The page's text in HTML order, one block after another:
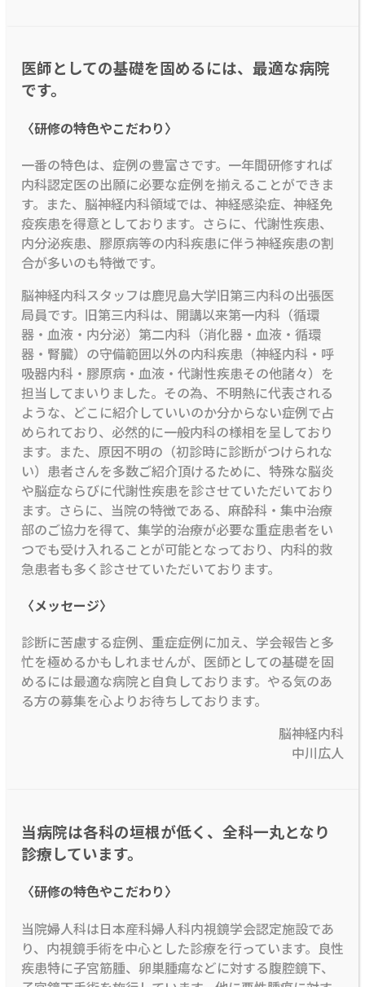
医師としての基礎を固めるには、最適な病院
です。
〈研修の特色やこだわり〉
一番の特色は、症例の豊富さです。一年間研修すれば
内科認定医の出願に必要な症例を揃えることができま
す。また、脳神経内科領域では、神経感染症、神経免
疫疾患を得意としております。さらに、代謝性疾患、
内分泌疾患、膠原病等の内科疾患に伴う神経疾患の割
合が多いのも特徴です。
脳神経内科スタッフは鹿児島大学旧第三内科の出張医
局員です。旧第三内科は、開講以来第一内科（循環
器・血液・内分泌）第二内科（消化器・血液・循環
器・腎臓）の守備範囲以外の内科疾患（神経内科・呼
吸器内科・膠原病・血液・代謝性疾患その他諸々）を
担当してまいりました。その為、不明熱に代表される
ような、どこに紹介していいのか分からない症例で占
められており、必然的に一般内科の様相を呈しており
ます。また、原因不明の（初診時に診断がつけられな
い）患者さんを多数ご紹介頂けるために、特殊な脳炎
や脳症ならびに代謝性疾患を診させていただいており
ます。さらに、当院の特徴である、麻酔科・集中治療
部のご協力を得て、集学的治療が必要な重症患者をい
つでも受け入れることが可能となっており、内科的救
急患者も多く診させていただいております。
〈メッセージ〉
診断に苦慮する症例、重症症例に加え、学会報告と多
忙を極めるかもしれませんが、医師としての基礎を固
めるには最適な病院と自負しております。やる気のあ
る方の募集を心よりお待ちしております。
脳神経内科
中川広人
当病院は各科の垣根が低く、全科一丸となり
診療しています。
〈研修の特色やこだわり〉
当院婦人科は日本産科婦人科内視鏡学会認定施設であ
り、内視鏡手術を中心とした診療を行っています。良性
疾患特に子宮筋腫、卵巣腫瘍などに対する腹腔鏡下、